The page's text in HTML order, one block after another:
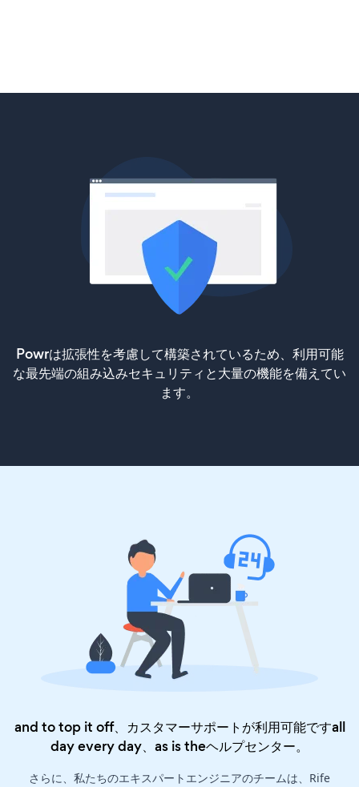
Powrは拡張性を考慮して構築されているため、利用可能
な最先端の組み込みセキュリティと大量の機能を備えてい
ます。
and to top it off、カスタマーサポートが利用可能ですall
day every day、as is theヘルプセンター。
さらに、私たちのエキスパートエンジニアのチームは、Rife